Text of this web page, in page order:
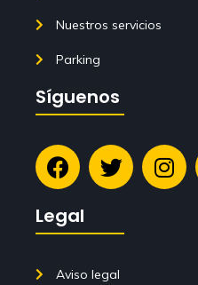
Nuestros servicios
Parking
Síguenos
Legal
Aviso legal